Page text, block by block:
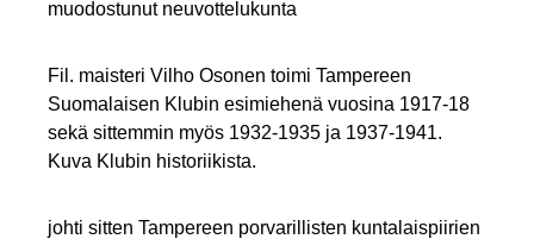
muodostunut neuvottelukunta
Fil. maisteri Vilho Osonen toimi Tampereen
Suomalaisen Klubin esimiehenä vuosina 1917-18
sekä sittemmin myös 1932-1935 ja 1937-1941.
Kuva Klubin historiikista.
johti sitten Tampereen porvarillisten kuntalaispiirien